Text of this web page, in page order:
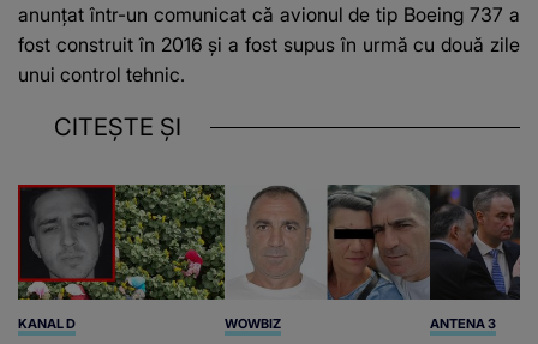
anunţat într-un comunicat că avionul de tip Boeing 737 a
fost construit în 2016 şi a fost supus în urmă cu două zile
unui control tehnic.
CITEȘTE ȘI
KANAL D WOWBIZ ANTENA 3